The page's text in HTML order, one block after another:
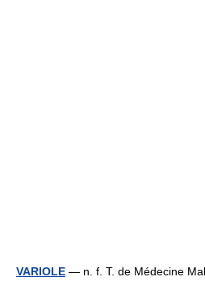
VARIOLE — n. f. T. de Médecine